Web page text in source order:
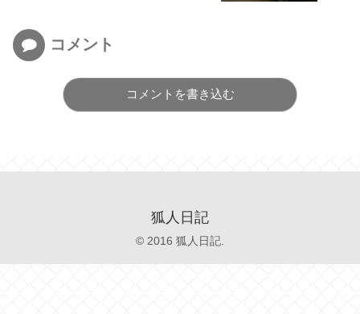
コメント
コメントを書き込む
狐人日記
© 2016 狐人日記.